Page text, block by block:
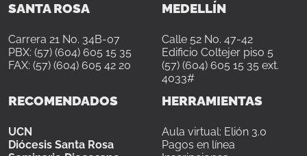
SANTA ROSA
Carrera 21 No. 34B-07
PBX: (57) (604) 605 15 35
FAX: (57) (604) 605 42 20
MEDELLÍN
Calle 52 No. 47-42
Edificio Coltejer piso 5
(57) (604) 605 15 35 ext.
4033#
RECOMENDADOS
UCN
Diócesis Santa Rosa
HERRAMIENTAS
Aula virtual: Elión 3.0
Pagos en línea